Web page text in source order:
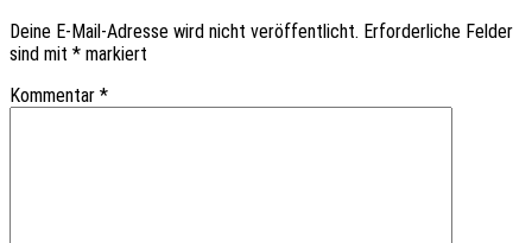
Deine E-Mail-Adresse wird nicht veröffentlicht. Erforderliche Felder
sind mit * markiert
Kommentar *